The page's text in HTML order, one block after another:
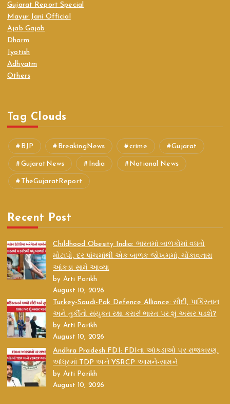
Gujarat Report Special
Mayur Jani Official
Ajab Gajab
Dharm
Jyotish
Adhyatm
Others
Tag Clouds
BJP BreakingNews crime Gujarat
GujaratNews India National News
TheGujaratReport
Recent Post
Childhood Obesity India: ભારતમાં બાળકોમાં વધતો
મોટાપો, દર પાંચમાંથી એક બાળક જોખમમાં, ચોંકાવનારા
આંકડા સામે આવ્યા
by Arti Parikh
August 10, 2026
Turkey-Saudi-Pak Defence Alliance: સૌદી, પાકિસ્તાન
અને તુર્કીનો સંયુક્ત રક્ષા કરાર! ભારત પર શું અસર પડશે?
by Arti Parikh
August 10, 2026
Andhra Pradesh FDI: FDIના આંકડાઓ પર રાજકારણ,
આંધ્રમાં TDP અને YSRCP આમને-સામને
by Arti Parikh
August 10, 2026